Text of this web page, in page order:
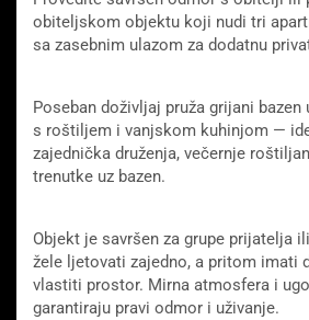
obiteljskom objektu koji nudi tri
sa zasebnim ulazom za dodatnu
Poseban doživljaj pruža grijani
s roštiljem i vanjskom kuhinjom —
zajednička druženja, večernje
trenutke uz bazen.
Objekt je savršen za grupe prijatelja
žele ljetovati zajedno, a pritom imati
vlastiti prostor. Mirna atmosfera i
garantiraju pravi odmor i uživanje.